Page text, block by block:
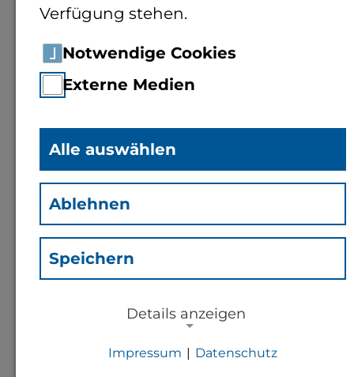
Sigrid Braun (Brs)
Mitarbeiterin
Studierendenservice
s.braun@th-bingen.de
Verfügung stehen.
Notwendige Cookies
Externe Medien
Alle auswählen
Ablehnen
Speichern
Details anzeigen
Impressum | Datenschutz